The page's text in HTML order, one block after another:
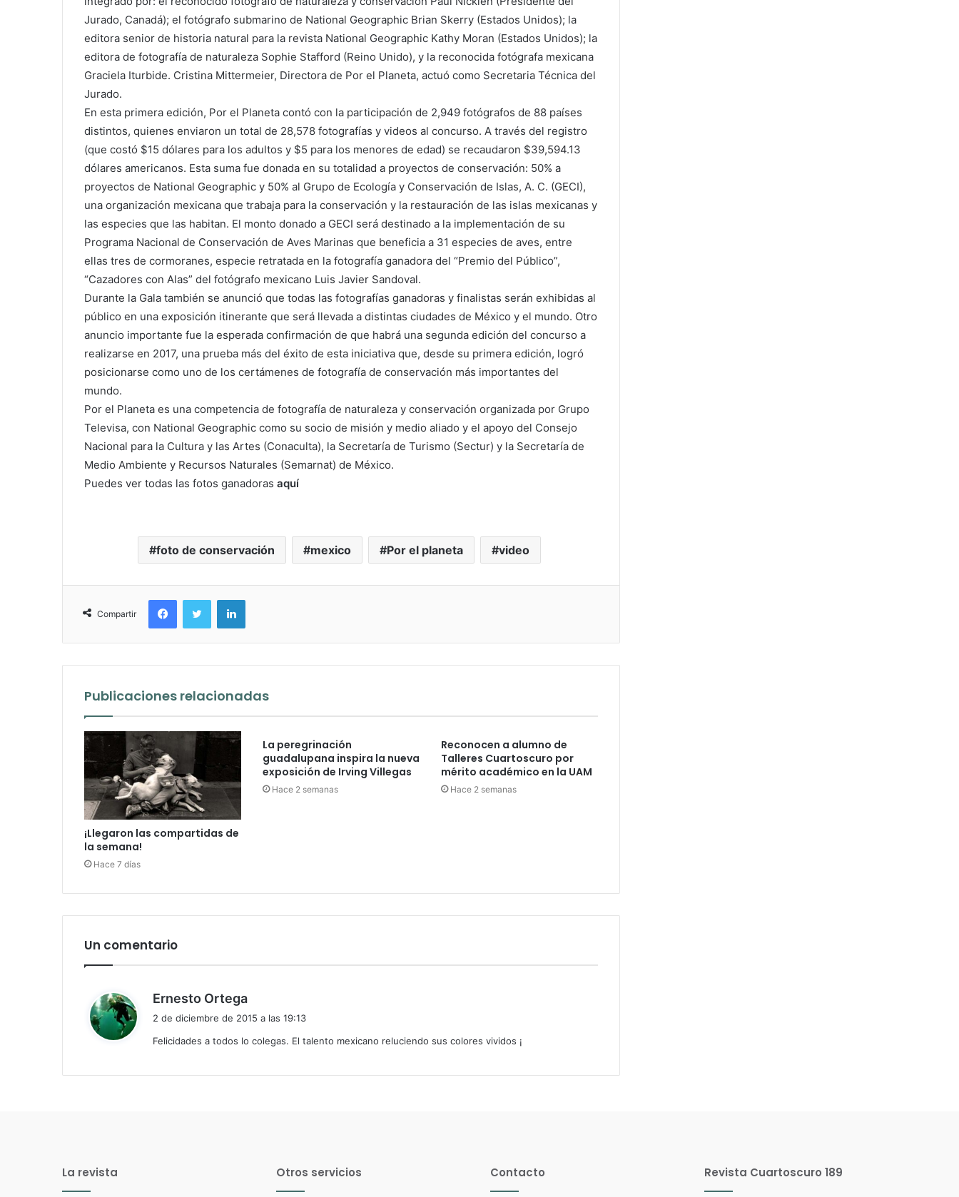
Jurado, Canadá); el fotógrafo submarino de National Geographic Brian Skerry (Estados Unidos); la
editora senior de historia natural para la revista National Geographic Kathy Moran (Estados Unidos); la
editora de fotografía de naturaleza Sophie Stafford (Reino Unido), y la reconocida fotógrafa mexicana
Graciela Iturbide. Cristina Mittermeier, Directora de Por el Planeta, actuó como Secretaria Técnica del
Jurado.
En esta primera edición, Por el Planeta contó con la participación de 2,949 fotógrafos de 88 países
distintos, quienes enviaron un total de 28,578 fotografías y videos al concurso. A través del registro
(que costó $15 dólares para los adultos y $5 para los menores de edad) se recaudaron $39,594.13
dólares americanos. Esta suma fue donada en su totalidad a proyectos de conservación: 50% a
proyectos de National Geographic y 50% al Grupo de Ecología y Conservación de Islas, A. C. (GECI),
una organización mexicana que trabaja para la conservación y la restauración de las islas mexicanas y
las especies que las habitan. El monto donado a GECI será destinado a la implementación de su
Programa Nacional de Conservación de Aves Marinas que beneficia a 31 especies de aves, entre
ellas tres de cormoranes, especie retratada en la fotografía ganadora del “Premio del Público”,
“Cazadores con Alas” del fotógrafo mexicano Luis Javier Sandoval.
Durante la Gala también se anunció que todas las fotografías ganadoras y finalistas serán exhibidas al
público en una exposición itinerante que será llevada a distintas ciudades de México y el mundo. Otro
anuncio importante fue la esperada confirmación de que habrá una segunda edición del concurso a
realizarse en 2017, una prueba más del éxito de esta iniciativa que, desde su primera edición, logró
posicionarse como uno de los certámenes de fotografía de conservación más importantes del
mundo.
Por el Planeta es una competencia de fotografía de naturaleza y conservación organizada por Grupo
Televisa, con National Geographic como su socio de misión y medio aliado y el apoyo del Consejo
Nacional para la Cultura y las Artes (Conaculta), la Secretaría de Turismo (Sectur) y la Secretaría de
Medio Ambiente y Recursos Naturales (Semarnat) de México.
Puedes ver todas las fotos ganadoras aquí
foto de conservación mexico Por el planeta video
Compartir
FacebookTwitter LinkedIn
Publicaciones relacionadas
¡Llegaron las compartidas de
la semana!
Hace 7 días
La peregrinación
guadalupana inspira la nueva
exposición de Irving Villegas
Hace 2 semanas
Reconocen a alumno de
Talleres Cuartoscuro por
mérito académico en la UAM
Hace 2 semanas
Un comentario
Ernesto Ortega
e
2 de diciembre de 2015 a las 19:13
Felicidades a todos lo colegas. El talento mexicano reluciendo sus colores vividos ¡
La revista Otros servicios Contacto Revista Cuartoscuro 189